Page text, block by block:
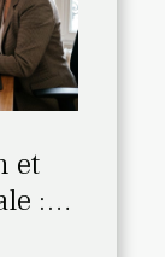
et
:
la